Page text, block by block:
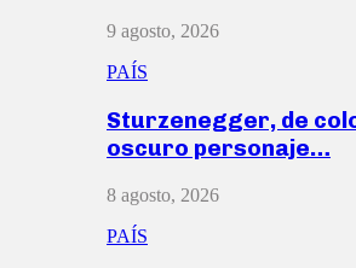
9 agosto, 2026
PAÍS
Sturzenegger, de
oscuro personaje…
8 agosto, 2026
PAÍS